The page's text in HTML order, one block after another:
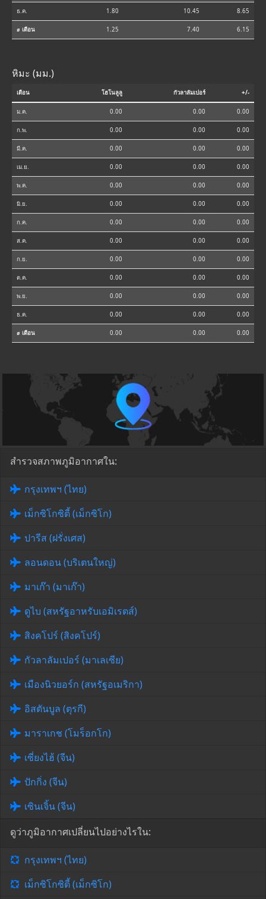
ธ.ค. 1.80 10.45 8.65
⌀ เดือน 1.25 7.40 6.15
หิมะ (มม.)
เดือน โฮโนลูลู กัวลาลัมเปอร์ +/-
ม.ค. 0.00 0.00 0.00
ก.พ. 0.00 0.00 0.00
มี.ค. 0.00 0.00 0.00
เม.ย. 0.00 0.00 0.00
พ.ค. 0.00 0.00 0.00
มิ.ย. 0.00 0.00 0.00
ก.ค. 0.00 0.00 0.00
ส.ค. 0.00 0.00 0.00
ก.ย. 0.00 0.00 0.00
ต.ค. 0.00 0.00 0.00
พ.ย. 0.00 0.00 0.00
ธ.ค. 0.00 0.00 0.00
⌀ เดือน 0.00 0.00 0.00
สำรวจสภาพภูมิอากาศใน:
กรุงเทพฯ (ไทย)
เม็กซิโกซิตี้ (เม็กซิโก)
ปารีส (ฝรั่งเศส)
ลอนดอน (บริเตนใหญ่)
มาเก๊า (มาเก๊า)
ดูไบ (สหรัฐอาหรับเอมิเรตส์)
สิงคโปร์ (สิงคโปร์)
กัวลาลัมเปอร์ (มาเลเซีย)
เมืองนิวยอร์ก (สหรัฐอเมริกา)
อิสตันบูล (ตุรกี)
มาราเกช (โมร็อกโก)
เซี่ยงไฮ้ (จีน)
ปักกิ่ง (จีน)
เซินเจิ้น (จีน)
ดูว่าภูมิอากาศเปลี่ยนไปอย่างไรใน:
กรุงเทพฯ (ไทย)
เม็กซิโกซิตี้ (เม็กซิโก)